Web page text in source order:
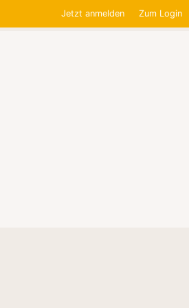
Jetzt anmelden Zum Login